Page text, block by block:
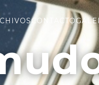
CONTACTO